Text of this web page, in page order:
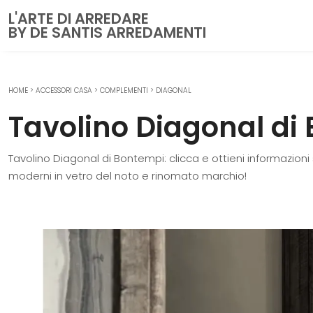
L'ARTE DI ARREDARE
BY DE SANTIS ARREDAMENTI
CUCINE
Cucine Moderne
Cucine Classiche
Cucine su misura
Pareti Attrezzate
Salotti
Madie
HOME > ACCESSORI CASA > COMPLEMENTI > DIAGONAL
Tavolino Diagonal di
Tavolino Diagonal di Bontempi: clicca e ottieni
moderni in vetro del noto e rinomato marchio!